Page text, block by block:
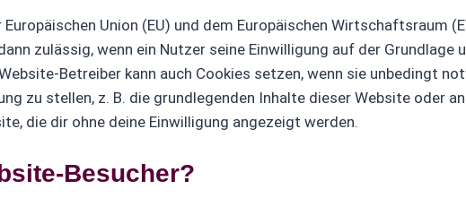
Union (EU) und dem Europäischen Wirtschaftsraum
zulässig, wenn ein Nutzer seine Einwilligung auf der
Betreiber kann auch Cookies setzen, wenn sie unbedingt
zu stellen, z. B. die grundlegenden Inhalte dieser Website oder
die dir ohne deine Einwilligung angezeigt werden.
Besucher?